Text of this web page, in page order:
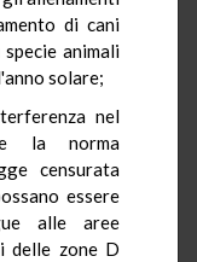
di cani
animali
solare;
nel
la norma
censurata
essere
alle aree
delle zone D